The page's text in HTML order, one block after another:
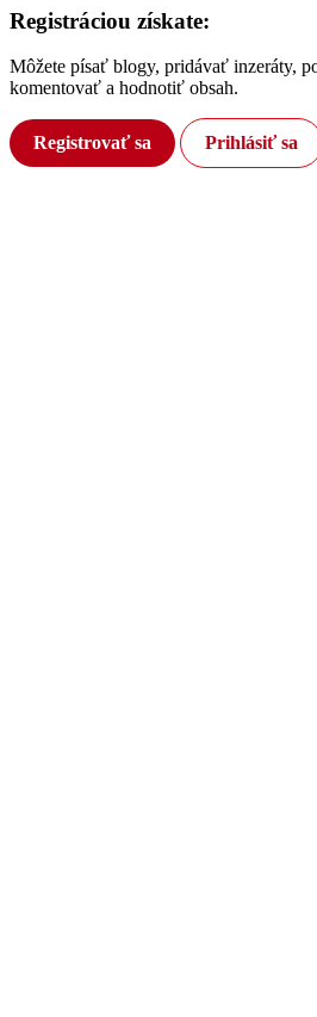
Registráciou získate:
Môžete písať blogy, pridávať inzeráty,
komentovať a hodnotiť obsah.
Registrovať sa Prihlásiť sa